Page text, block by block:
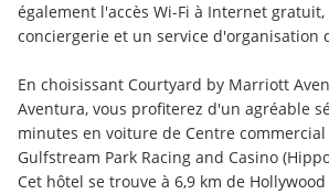
également l'accès Wi-Fi à Internet
conciergerie et un service d'organisation
En choisissant Courtyard by Marriott
Aventura, vous profiterez d'un agréable
minutes en voiture de Centre
Gulfstream Park Racing and Casino
Cet hôtel se trouve à 6,9 km de